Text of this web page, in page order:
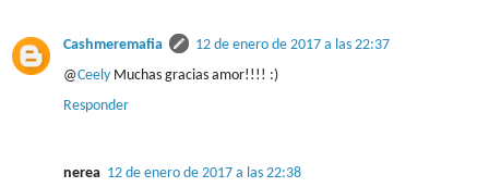
Cashmeremafia
12 de enero de 2017 a las 22:37
@Ceely Muchas gracias amor!!!! :)
Responder
nerea 12 de enero de 2017 a las 22:38